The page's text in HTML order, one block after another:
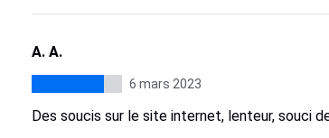
A. A.
6 mars 2023
Des soucis sur le site internet, lenteur, souci